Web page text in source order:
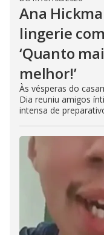
Ana
lingerie
‘Quanto
melhor!’
Às vésperas do
Dia reuniu amigos
intensa de